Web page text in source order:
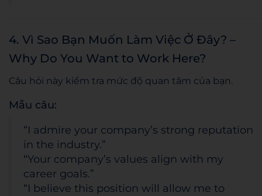
4. Vì Sao Bạn Muốn Làm Việc Ở Đây? –
Why Do You Want to Work Here?
Câu hỏi này kiểm tra mức độ quan tâm của bạn.
Mẫu câu:
“I admire your company’s strong reputation
in the industry.”
“Your company’s values align with my
career goals.”
“I believe this position will allow me to